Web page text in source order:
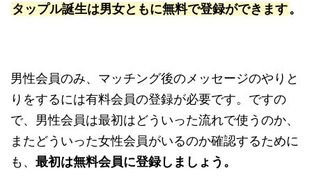
タップル誕生は男女ともに無料で登録ができます。
男性会員のみ、マッチング後のメッセージのやりと
りをするには有料会員の登録が必要です。ですの
で、男性会員は最初はどういった流れで使うのか、
またどういった女性会員がいるのか確認するために
も、 最初は無料会員に登録しましょう。